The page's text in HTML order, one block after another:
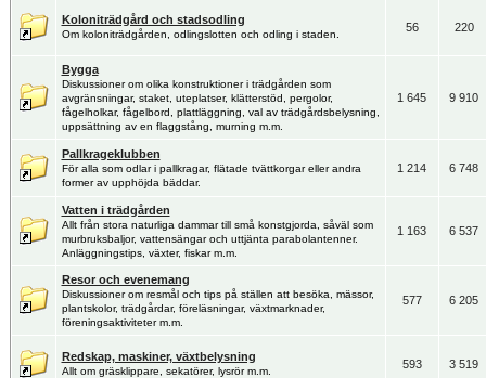
Koloniträdgård och stadsodling
Om koloniträdgården, odlingslotten och odling i staden.
56 220
Bygga
Diskussioner om olika konstruktioner i trädgården som
avgränsningar, staket, uteplatser, klätterstöd, pergolor,
fågelholkar, fågelbord, plattläggning, val av trädgårdsbelysning,
uppsättning av en flaggstång, murning m.m.
1 645 9 910
Pallkrageklubben
För alla som odlar i pallkragar, flätade tvättkorgar eller andra
former av upphöjda bäddar.
1 214 6 748
Vatten i trädgården
Allt från stora naturliga dammar till små konstgjorda, såväl som
murbruksbaljor, vattensängar och uttjänta parabolantenner.
Anläggningstips, växter, fiskar m.m.
1 163 6 537
Resor och evenemang
Diskussioner om resmål och tips på ställen att besöka, mässor,
plantskolor, trädgårdar, föreläsningar, växtmarknader,
föreningsaktiviteter m.m.
577 6 205
Redskap, maskiner, växtbelysning
Allt om gräsklippare, sekatörer, lysrör m.m.
593 3 519